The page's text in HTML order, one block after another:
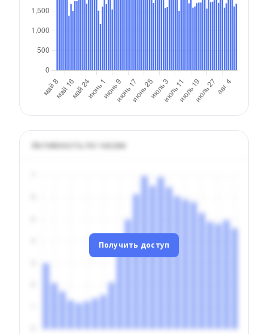
Активность по часам
Получить доступ